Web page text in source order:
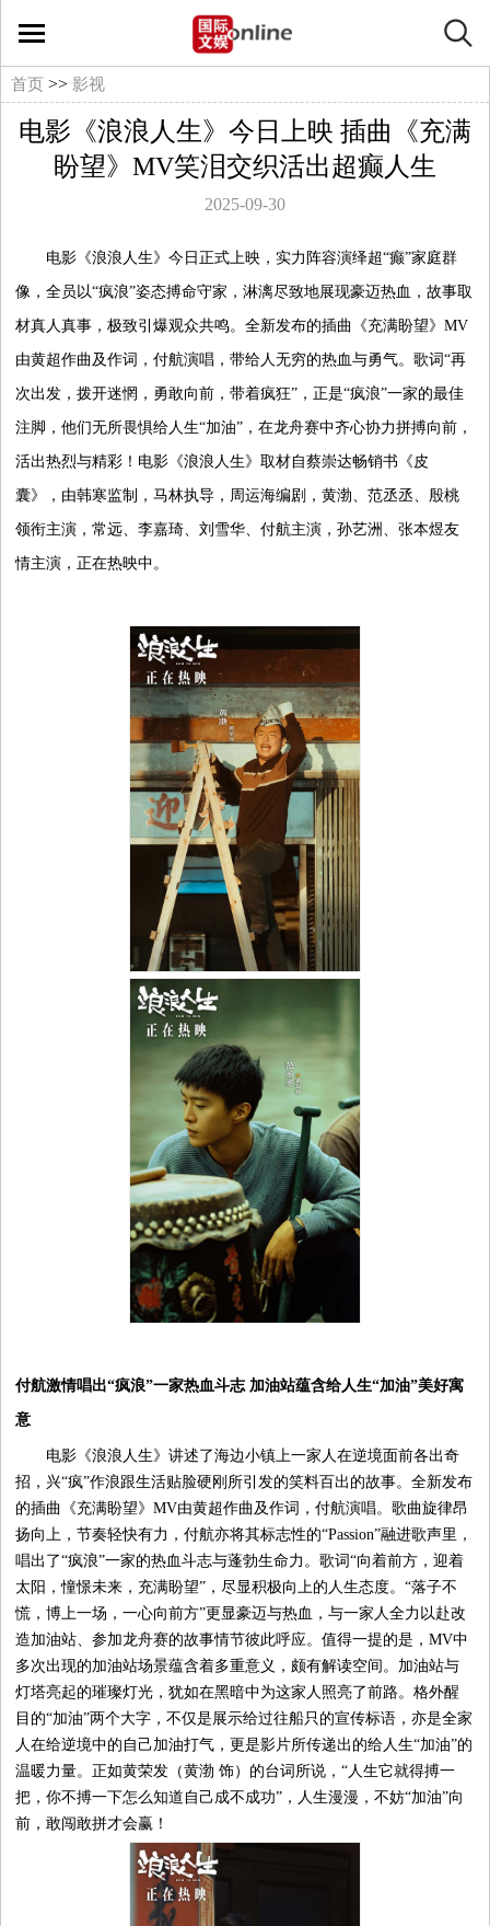
国
际
线
文
影
视
首页 >> 影视
电影《浪浪人生》今日上映 插曲《充满
盼望》MV笑泪交织活出超癫人生
2025-09-30
电影《浪浪人生》今日正式上映，实力阵容演绎超“癫”家庭群
像，全员以“疯浪”姿态搏命守家，淋漓尽致地展现豪迈热血，故事取
材真人真事，极致引爆观众共鸣。全新发布的插曲《充满盼望》MV
由黄超作曲及作词，付航演唱，带给人无穷的热血与勇气。歌词“再
次出发，拨开迷惘，勇敢向前，带着疯狂”，正是“疯浪”一家的最佳
注脚，他们无所畏惧给人生“加油”，在龙舟赛中齐心协力拼搏向前，
活出热烈与精彩！电影《浪浪人生》取材自蔡崇达畅销书《皮
囊》，由韩寒监制，马林执导，周运海编剧，黄渤、范丞丞、殷桃
领衔主演，常远、李嘉琦、刘雪华、付航主演，孙艺洲、张本煜友
情主演，正在热映中。
付航激情唱出“疯浪”一家热血斗志 加油站蕴含给人生“加油”美好寓
意
电影《浪浪人生》讲述了海边小镇上一家人在逆境面前各出奇
招，兴“疯”作浪跟生活贴脸硬刚所引发的笑料百出的故事。全新发布
的插曲《充满盼望》MV由黄超作曲及作词，付航演唱。歌曲旋律昂
扬向上，节奏轻快有力，付航亦将其标志性的“Passion”融进歌声里，
唱出了“疯浪”一家的热血斗志与蓬勃生命力。歌词“向着前方，迎着
太阳，憧憬未来，充满盼望”，尽显积极向上的人生态度。“落子不
慌，博上一场，一心向前方”更显豪迈与热血，与一家人全力以赴改
造加油站、参加龙舟赛的故事情节彼此呼应。值得一提的是，MV中
多次出现的加油站场景蕴含着多重意义，颇有解读空间。加油站与
灯塔亮起的璀璨灯光，犹如在黑暗中为这家人照亮了前路。格外醒
目的“加油”两个大字，不仅是展示给过往船只的宣传标语，亦是全家
人在给逆境中的自己加油打气，更是影片所传递出的给人生“加油”的
温暖力量。正如黄荣发（黄渤 饰）的台词所说，“人生它就得搏一
把，你不搏一下怎么知道自己成不成功”，人生漫漫，不妨“加油”向
前，敢闯敢拼才会赢！